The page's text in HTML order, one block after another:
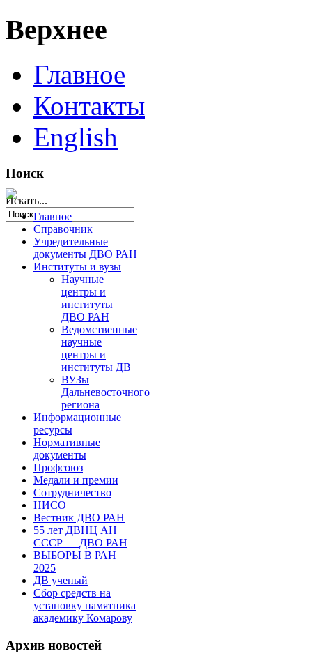
Верхнее
Главное
Контакты
English
Поиск
Искать...
Главное
Справочник
Учредительные
документы ДВО РАН
Институты и вузы
Научные
центры и
институты
ДВО РАН
Ведомственные
научные
центры и
институты ДВ
ВУЗы
Дальневосточного
региона
Информационные
ресурсы
Нормативные
документы
Профсоюз
Медали и премии
Сотрудничество
НИСО
Вестник ДВО РАН
55 лет ДВНЦ АН
СССР — ДВО РАН
ВЫБОРЫ В РАН
2025
ДВ ученый
Сбор средств на
установку памятника
академику Комарову
Архив новостей